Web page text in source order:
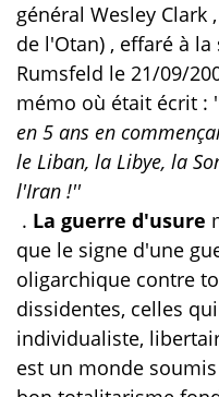
général Wesley Clark
de l'Otan) , effaré à
Rumsfeld le 21/09/
mémo où était écrit :
en 5 ans en
le Liban, la Libye, la
l'Iran !''
. La guerre d'usure
que le signe d'une
oligarchique contre
dissidentes, celles
individualiste,
est un monde